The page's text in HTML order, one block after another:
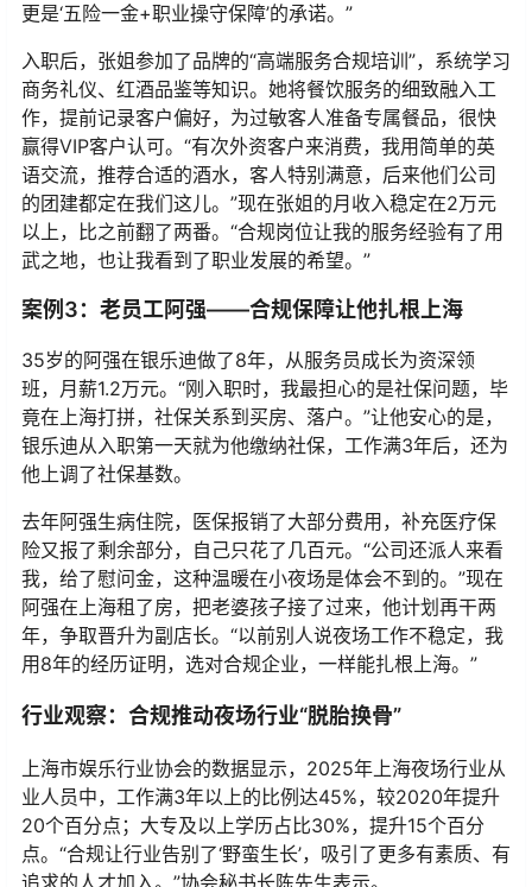
更是‘五险一金+职业操守保障’的承诺。”
入职后，张姐参加了品牌的“高端服务合规培训”，系统学习
商务礼仪、红酒品鉴等知识。她将餐饮服务的细致融入工
作，提前记录客户偏好，为过敏客人准备专属餐品，很快
赢得VIP客户认可。“有次外资客户来消费，我用简单的英
语交流，推荐合适的酒水，客人特别满意，后来他们公司
的团建都定在我们这儿。”现在张姐的月收入稳定在2万元
以上，比之前翻了两番。“合规岗位让我的服务经验有了用
武之地，也让我看到了职业发展的希望。”
案例3：老员工阿强——合规保障让他扎根上海
35岁的阿强在银乐迪做了8年，从服务员成长为资深领
班，月薪1.2万元。“刚入职时，我最担心的是社保问题，毕
竟在上海打拼，社保关系到买房、落户。”让他安心的是，
银乐迪从入职第一天就为他缴纳社保，工作满3年后，还为
他上调了社保基数。
去年阿强生病住院，医保报销了大部分费用，补充医疗保
险又报了剩余部分，自己只花了几百元。“公司还派人来看
我，给了慰问金，这种温暖在小夜场是体会不到的。”现在
阿强在上海租了房，把老婆孩子接了过来，他计划再干两
年，争取晋升为副店长。“以前别人说夜场工作不稳定，我
用8年的经历证明，选对合规企业，一样能扎根上海。”
行业观察：合规推动夜场行业“脱胎换骨”
上海市娱乐行业协会的数据显示，2025年上海夜场行业从
业人员中，工作满3年以上的比例达45%，较2020年提升
20个百分点；大专及以上学历占比30%，提升15个百分
点。“合规让行业告别了‘野蛮生长’，吸引了更多有素质、有